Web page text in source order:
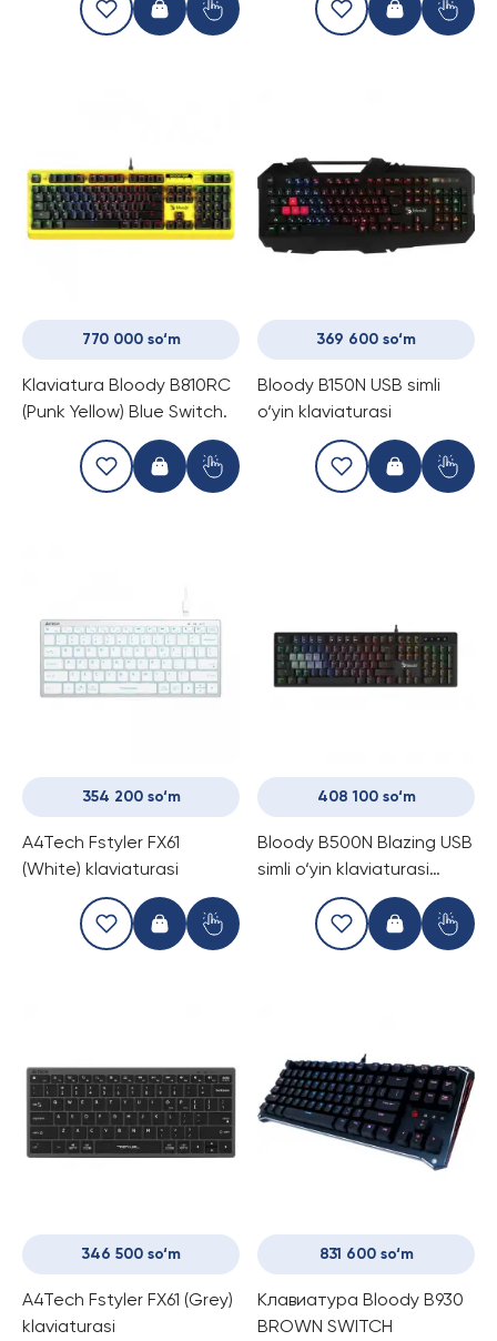
770 000 so‘m
Klaviatura Bloody B810RC
(Punk Yellow) Blue Switch.
369 600 so‘m
Bloody B150N USB simli
o‘yin klaviaturasi
354 200 so‘m
A4Tech Fstyler FX61
(White) klaviaturasi
408 100 so‘m
Bloody B500N Blazing USB
simli o‘yin klaviaturasi
mexanik-membranali
switchlar bilan
346 500 so‘m
A4Tech Fstyler FX61 (Grey)
klaviaturasi
831 600 so‘m
Клавиатура Bloody B930
BROWN SWITCH